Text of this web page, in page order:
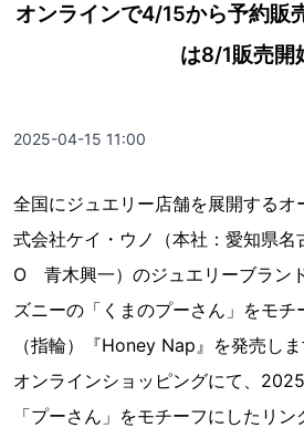
オンラインで4/15から予約販
は8/1販売開
2025-04-15 11:00
全国にジュエリー店舗を展開するオ
式会社ケイ・ウノ（本社：愛知県名
O 青木興一）のジュエリーブラン
ズニーの「くまのプーさん」をモ
（指輪）『Honey Nap』を発売しま
オンラインショッピングにて、
「プーさん」をモチーフにしたリ